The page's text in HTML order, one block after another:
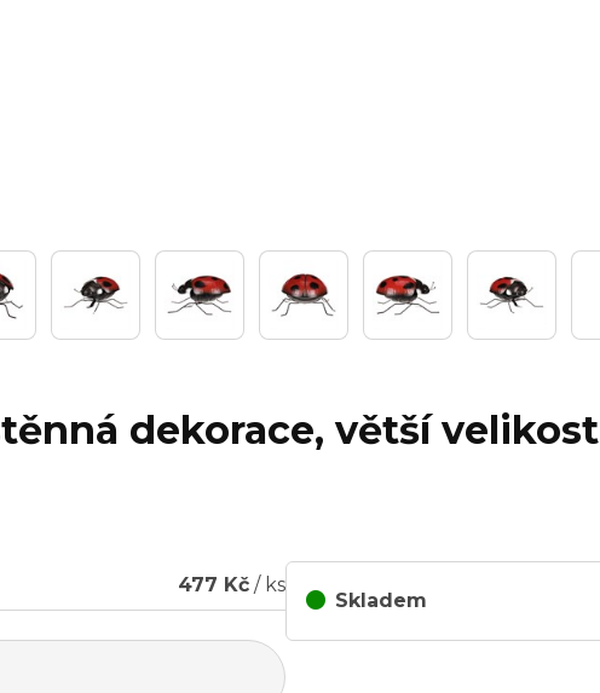
dekorace, větší velikost
477 Kč / ks
Skladem